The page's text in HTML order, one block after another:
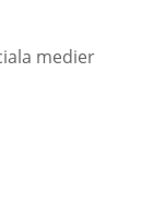
medier
fönster